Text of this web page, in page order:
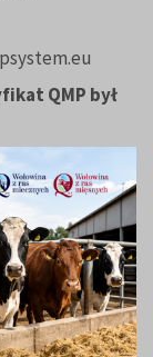
QMP był